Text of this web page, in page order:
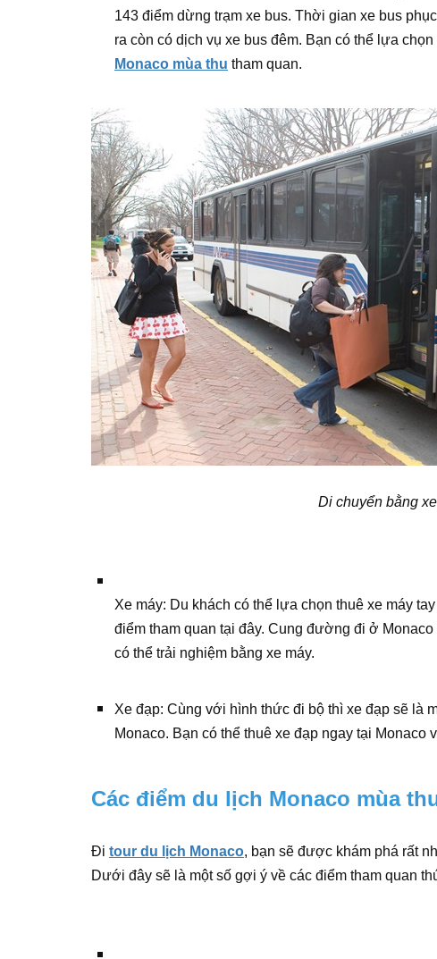
143 điểm dừng trạm xe bus. Thời gian xe bus
ra còn có dịch vụ xe bus đêm. Bạn có thể lựa
Monaco mùa thu tham quan.
Di chuyển bằng
Xe máy: Du khách có thể lựa chọn thuê xe máy
điểm tham quan tại đây. Cung đường đi ở
có thể trải nghiệm bằng xe máy.
Xe đạp: Cùng với hình thức đi bộ thì xe đạp sẽ là
Monaco. Bạn có thể thuê xe đạp ngay tại Monaco
Các điểm du lịch Monaco mùa
Đi tour du lịch Monaco, bạn sẽ được khám phá rất
Dưới đây sẽ là một số gợi ý về các điểm tham quan